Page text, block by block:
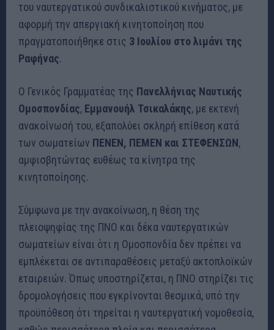
του ναυτεργατικού συνδικαλιστικού κινήματος, με
αφορμή την απεργιακή κινητοποίηση που
πραγματοποιήθηκε στις 3 Ιουλίου στο λιμάνι της
Ραφήνας.
Ο Γενικός Γραμματέας της Πανελλήνιας Ναυτικής
Ομοσπονδίας, Εμμανουήλ Τσικαλάκης, με εκτενή
ανακοίνωσή του, εξαπολύει σκληρή επίθεση κατά
των σωματείων ΠΕΝΕΝ, ΠΕΜΕΝ και ΣΤΕΦΕΝΣΩΝ,
αμφισβητώντας ευθέως τα κίνητρα της
κινητοποίησης.
Σύμφωνα με την ανακοίνωση, η θέση της
πλειοψηφίας της ΠΝΟ και δέκα ναυτεργατικών
σωματείων είναι ότι η Ομοσπονδία δεν πρέπει να
εμπλέκεται σε αντιπαραθέσεις μεταξύ ακτοπλοϊκών
εταιρειών. Όπως υποστηρίζεται, η ΠΝΟ στηρίζει τις
δρομολογήσεις που εγκρίνονται θεσμικά, υπό την
προϋπόθεση ότι τηρείται η ναυτεργατική νομοθεσία,